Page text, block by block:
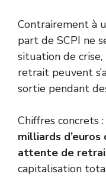
Contrairement à
part de SCPI ne
situation de
retrait peuvent
sortie pendant
Chiffres concrets
milliards
attente de
capitalisation